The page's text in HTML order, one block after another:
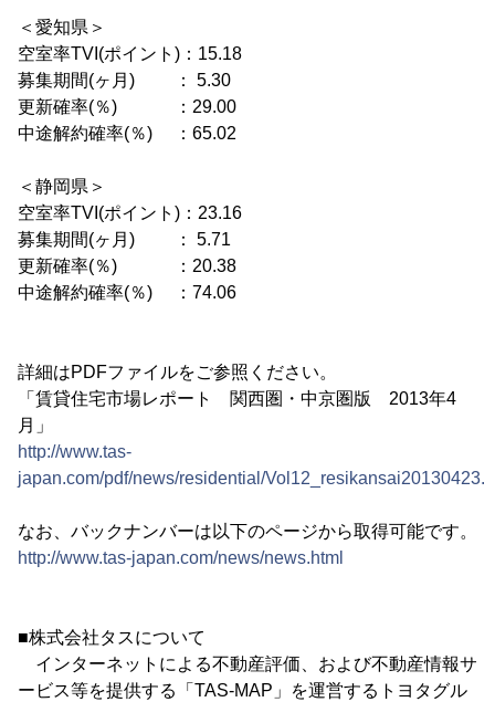
＜愛知県＞
空室率TVI(ポイント)：15.18
募集期間(ヶ月) ： 5.30
更新確率(％) ：29.00
中途解約確率(％) ：65.02
＜静岡県＞
空室率TVI(ポイント)：23.16
募集期間(ヶ月) ： 5.71
更新確率(％) ：20.38
中途解約確率(％) ：74.06
詳細はPDFファイルをご参照ください。
「賃貸住宅市場レポート 関西圏・中京圏版 2013年4
月」
http://www.tas-
japan.com/pdf/news/residential/
なお、バックナンバーは以下のページから取得可能です。
http://www.tas-japan.com/news/news.html
■株式会社タスについて
インターネットによる不動産評価、および不動産情報サ
ービス等を提供する「TAS-MAP」を運営するトヨタグル